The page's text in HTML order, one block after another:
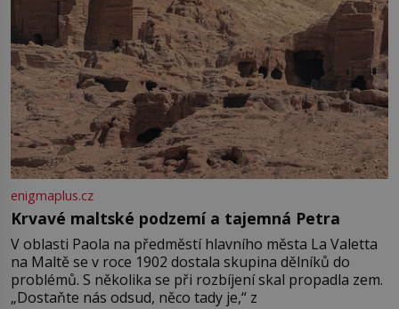
enigmaplus.cz
Krvavé maltské podzemí a tajemná Petra
V oblasti Paola na předměstí hlavního města La Valetta
na Maltě se v roce 1902 dostala skupina dělníků do
problémů. S několika se při rozbíjení skal propadla zem.
„Dostaňte nás odsud, něco tady je,“ z